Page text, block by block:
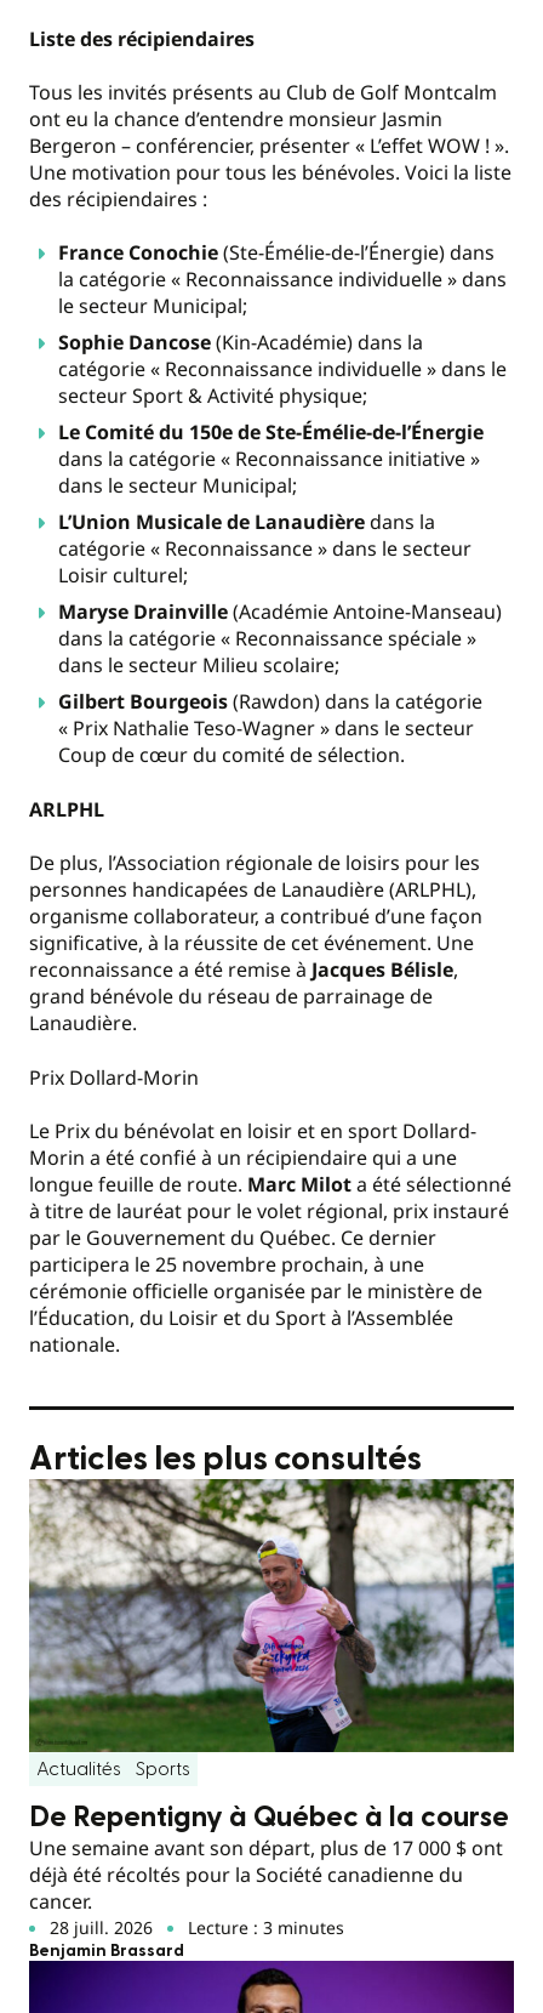
Liste des récipiendaires
Tous les invités présents au Club de Golf Montcalm
ont eu la chance d’entendre monsieur Jasmin
Bergeron – conférencier, présenter « L’effet WOW ! ».
Une motivation pour tous les bénévoles. Voici la liste
des récipiendaires :
France Conochie(Ste-Émélie-de-l’Énergie) dans
la catégorie « Reconnaissance individuelle » dans
le secteur Municipal;
Sophie Dancose(Kin-Académie) dans la
catégorie « Reconnaissance individuelle » dans le
secteur Sport & Activité physique;
Le Comité du 150e de Ste-Émélie-de-l’Énergie
dans la catégorie « Reconnaissance initiative »
dans le secteur Municipal;
L’Union Musicale de Lanaudièredans la
catégorie « Reconnaissance » dans le secteur
Loisir culturel;
Maryse Drainville(Académie Antoine-Manseau)
dans la catégorie « Reconnaissance spéciale »
dans le secteur Milieu scolaire;
Gilbert Bourgeois(Rawdon) dans la catégorie
« Prix Nathalie Teso-Wagner » dans le secteur
Coup de cœur du comité de sélection.
ARLPHL
De plus, l’Association régionale de loisirs pour les
personnes handicapées de Lanaudière (ARLPHL),
organisme collaborateur, a contribué d’une façon
significative, à la réussite de cet événement. Une
reconnaissance a été remise à Jacques Bélisle,
grand bénévole du réseau de parrainage de
Lanaudière.
Prix Dollard-Morin
Le Prix du bénévolat en loisir et en sport Dollard-
Morin a été confié à un récipiendaire qui a une
longue feuille de route. Marc Milota été sélectionné
à titre de lauréat pour le volet régional, prix instauré
par le Gouvernement du Québec. Ce dernier
participera le 25 novembre prochain, à une
cérémonie officielle organisée par le ministère de
l’Éducation, du Loisir et du Sport à l’Assemblée
nationale.
Articles les plus consultés
Actualités Sports
De Repentigny à Québec à la course
Une semaine avant son départ, plus de 17 000 $ ont
déjà été récoltés pour la Société canadienne du
cancer.
28 juill. 2026 Lecture : 3 minutes
Benjamin Brassard